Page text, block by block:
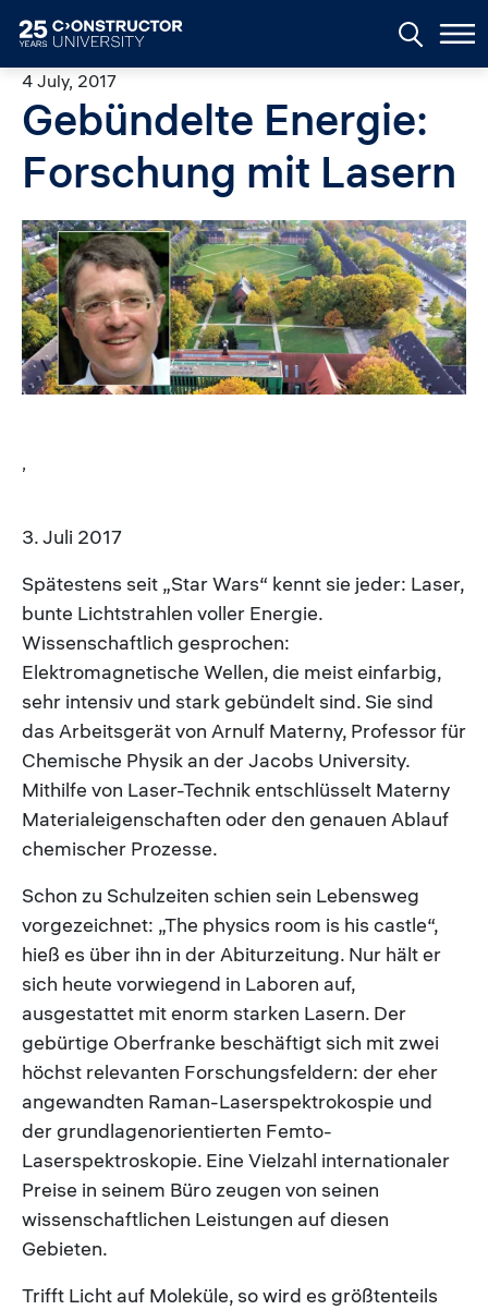
4 July, 2017
Gebündelte Energie:
Forschung mit Lasern
Image
3. Juli 2017
Spätestens seit „Star Wars“ kennt sie jeder: Laser,
bunte Lichtstrahlen voller Energie.
Wissenschaftlich gesprochen:
Elektromagnetische Wellen, die meist einfarbig,
sehr intensiv und stark gebündelt sind. Sie sind
das Arbeitsgerät von Arnulf Materny, Professor für
Chemische Physik an der Jacobs University.
Mithilfe von Laser-Technik entschlüsselt Materny
Materialeigenschaften oder den genauen Ablauf
chemischer Prozesse.
Schon zu Schulzeiten schien sein Lebensweg
vorgezeichnet: „The physics room is his castle“,
hieß es über ihn in der Abiturzeitung. Nur hält er
sich heute vorwiegend in Laboren auf,
ausgestattet mit enorm starken Lasern. Der
gebürtige Oberfranke beschäftigt sich mit zwei
höchst relevanten Forschungsfeldern: der eher
angewandten Raman-Laserspektrokospie und
der grundlagenorientierten Femto-
Laserspektroskopie. Eine Vielzahl internationaler
Preise in seinem Büro zeugen von seinen
wissenschaftlichen Leistungen auf diesen
Gebieten.
Trifft Licht auf Moleküle, so wird es größtenteils